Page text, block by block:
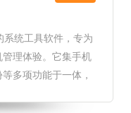
统工具软件，专为
理体验。它集手机
多项功能于一体，